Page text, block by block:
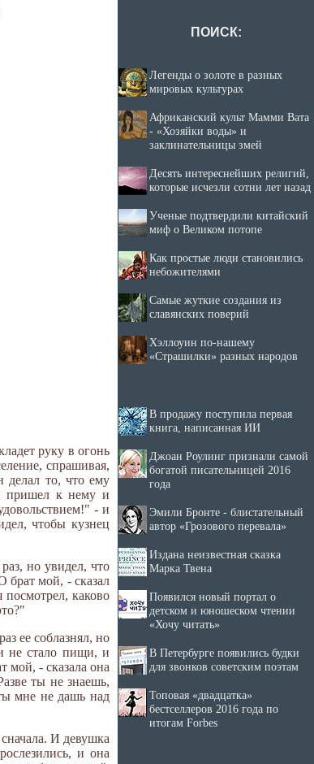
руку в огонь
спрашивая,
делал то, что ему
пришел к нему и
- и
чтобы кузнец
но увидел, что
брат мой, - сказал
каково
ее соблазнял, но
не стало пищи, и
мой, - сказала она
ты не знаешь,
мне не дашь над
И девушка
и она
ПОИСК:
Легенды о золоте в разных
мировых культурах
Африканский культ Мамми Вата
- «Хозяйки воды» и
заклинательницы змей
Десять интереснейших религий,
которые исчезли сотни лет назад
Ученые подтвердили китайский
миф о Великом потопе
Как простые люди становились
небожителями
Самые жуткие создания из
славянских поверий
Хэллоуин по-нашему
«Страшилки» разных народов
В продажу поступила первая
книга, написанная ИИ
Джоан Роулинг признали самой
богатой писательницей 2016
года
Эмили Бронте - блистательный
автор «Грозового перевала»
Издана неизвестная сказка
Марка Твена
Появился новый портал о
детском и юношеском чтении
«Хочу читать»
В Петербурге появились будки
для звонков советским поэтам
Топовая «двадцатка»
бестселлеров 2016 года по
итогам Forbes